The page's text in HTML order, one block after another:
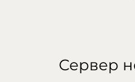
Сервер